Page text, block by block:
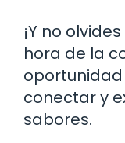
¡Y no
hora de la
conectar y
sabores.